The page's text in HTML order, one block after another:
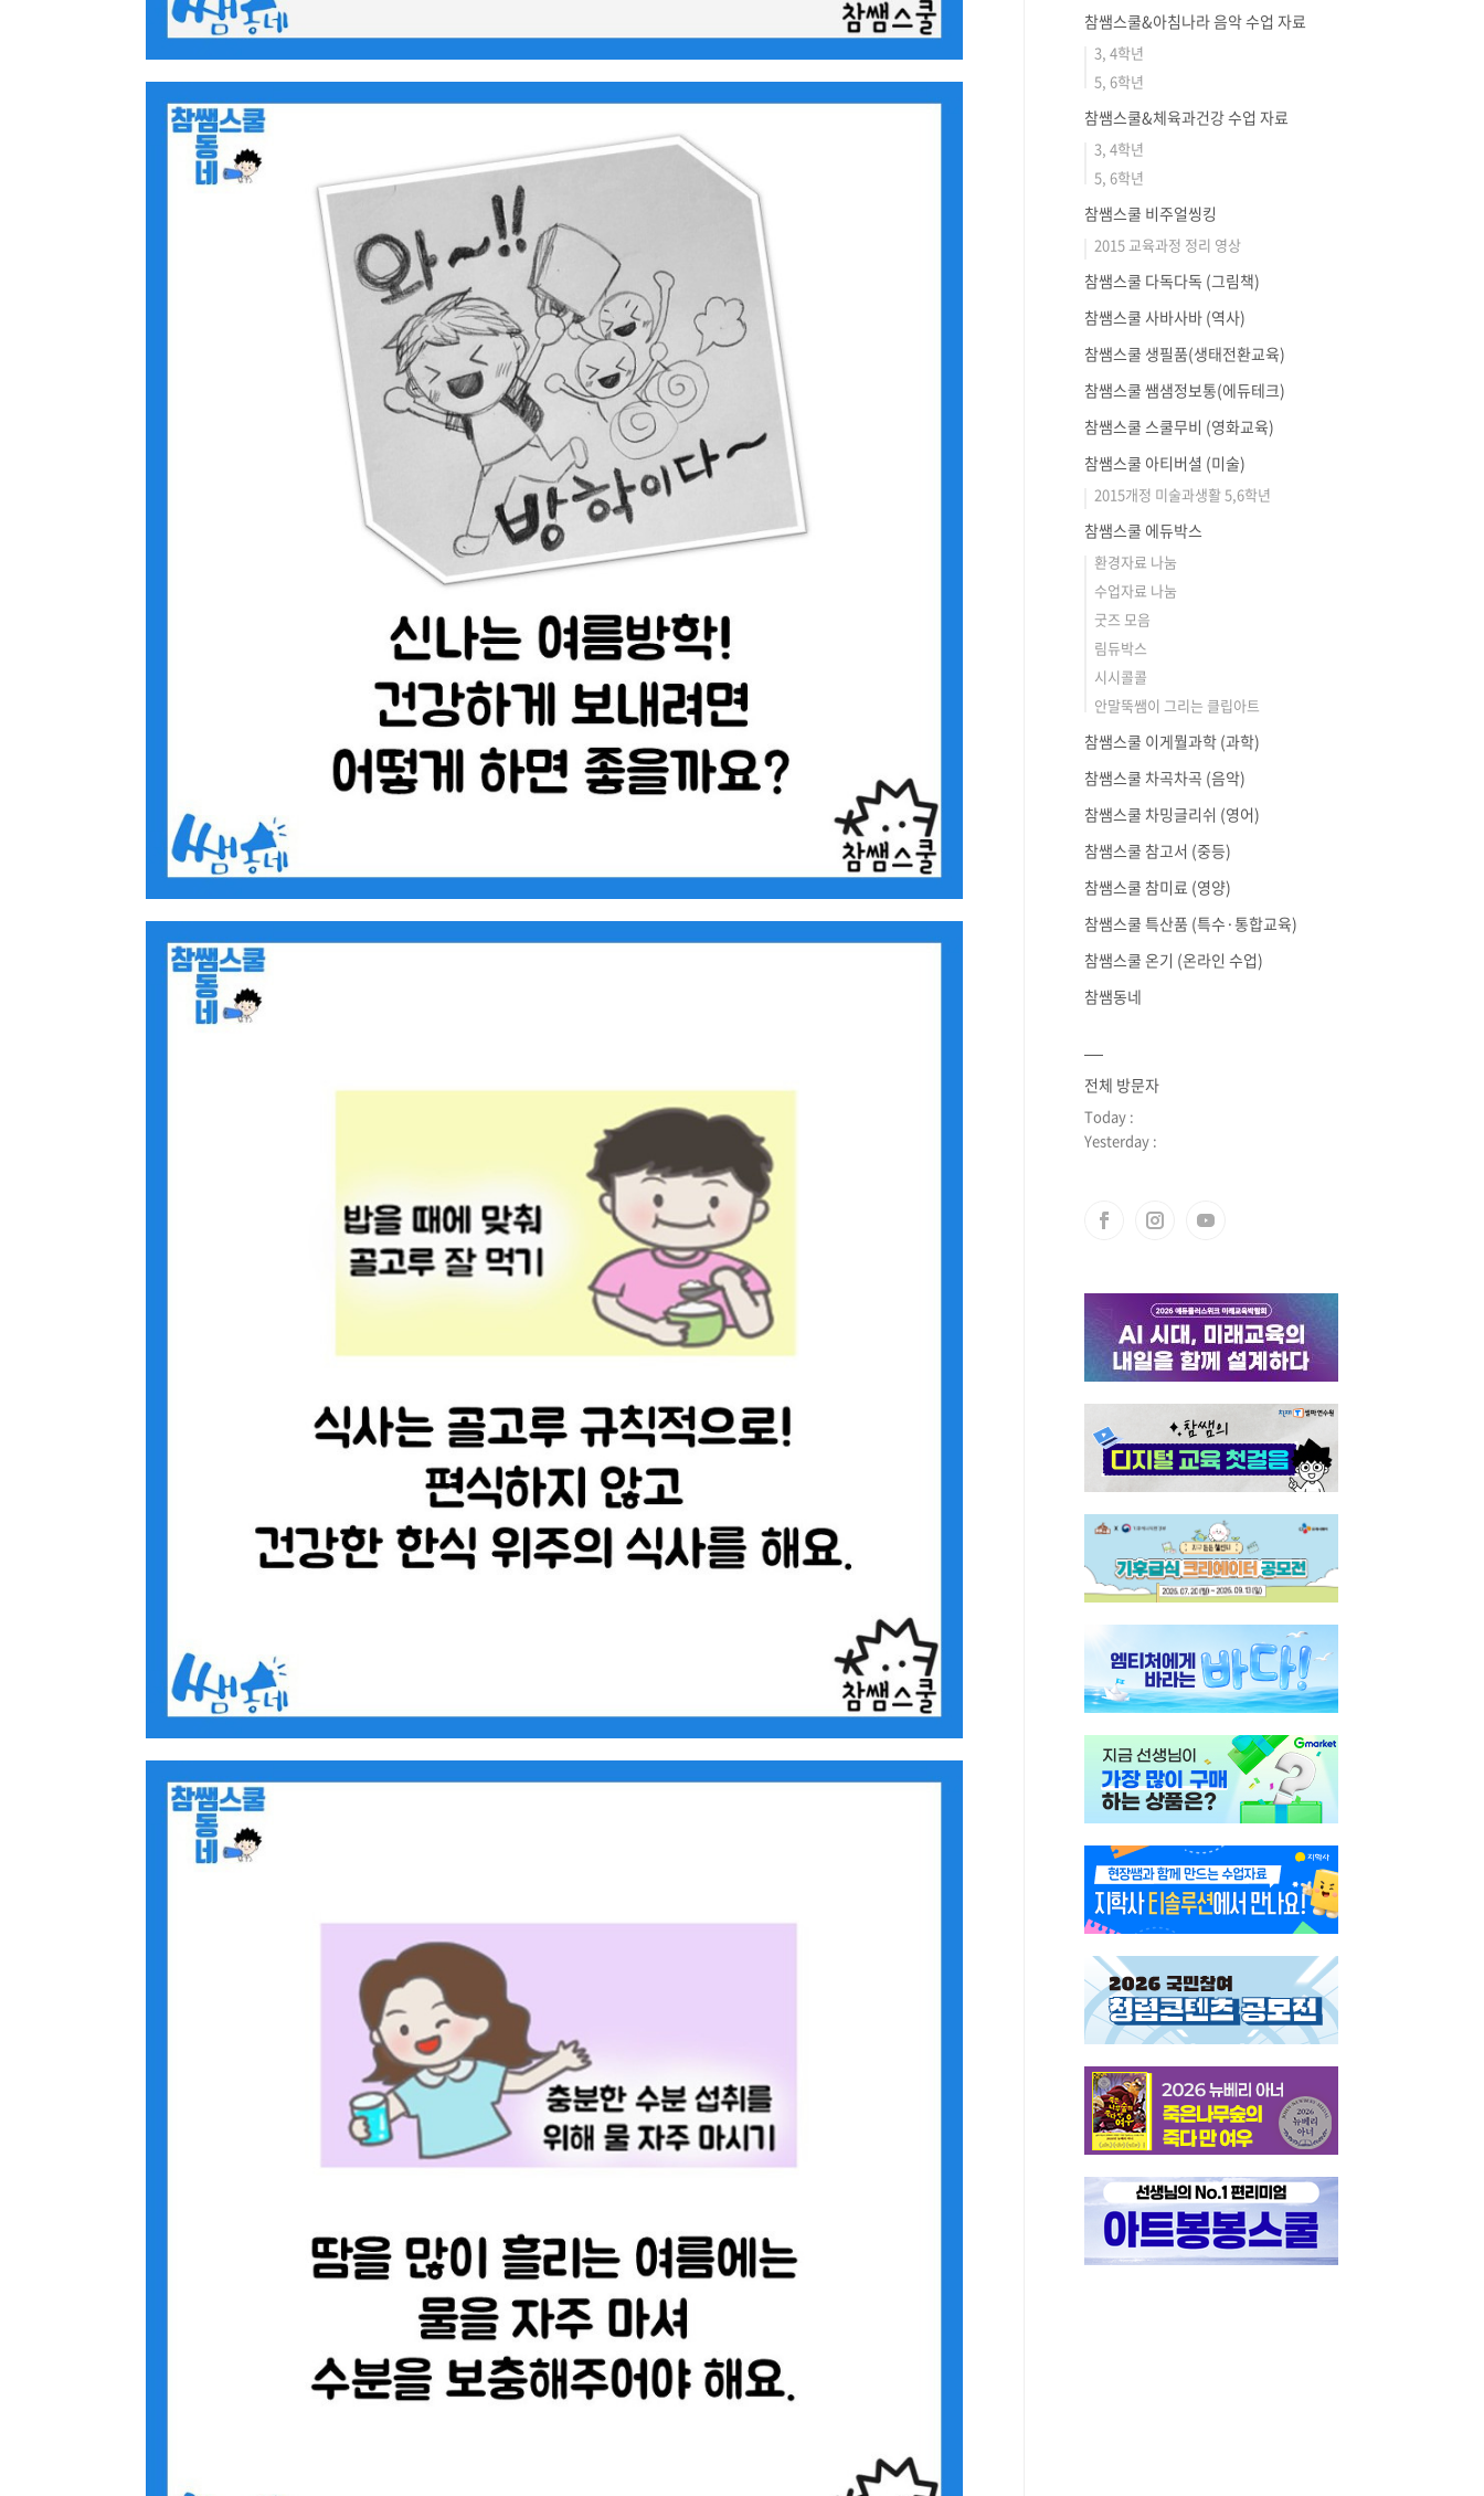
참쌤스쿨&아침나라 음악 수업 자료
3, 4학년
5, 6학년
참쌤스쿨&체육과건강 수업 자료
3, 4학년
5, 6학년
참쌤스쿨 비주얼씽킹
2015 교육과정 정리 영상
참쌤스쿨 다독다독 (그림책)
참쌤스쿨 사바사바 (역사)
참쌤스쿨 생필품(생태전환교육)
참쌤스쿨 쌤샘정보통(에듀테크)
참쌤스쿨 스쿨무비 (영화교육)
참쌤스쿨 아티버셜 (미술)
2015개정 미술과생활 5,6학년
참쌤스쿨 에듀박스
환경자료 나눔
수업자료 나눔
굿즈 모음
림듀박스
시시콜콜
안말뚝쌤이 그리는 클립아트
참쌤스쿨 이게뭘과학 (과학)
참쌤스쿨 차곡차곡 (음악)
참쌤스쿨 차밍글리쉬 (영어)
참쌤스쿨 참고서 (중등)
참쌤스쿨 참미료 (영양)
참쌤스쿨 특산품 (특수·통합교육)
참쌤스쿨 온기 (온라인 수업)
참쌤동네
전체 방문자
Today :
Yesterday :